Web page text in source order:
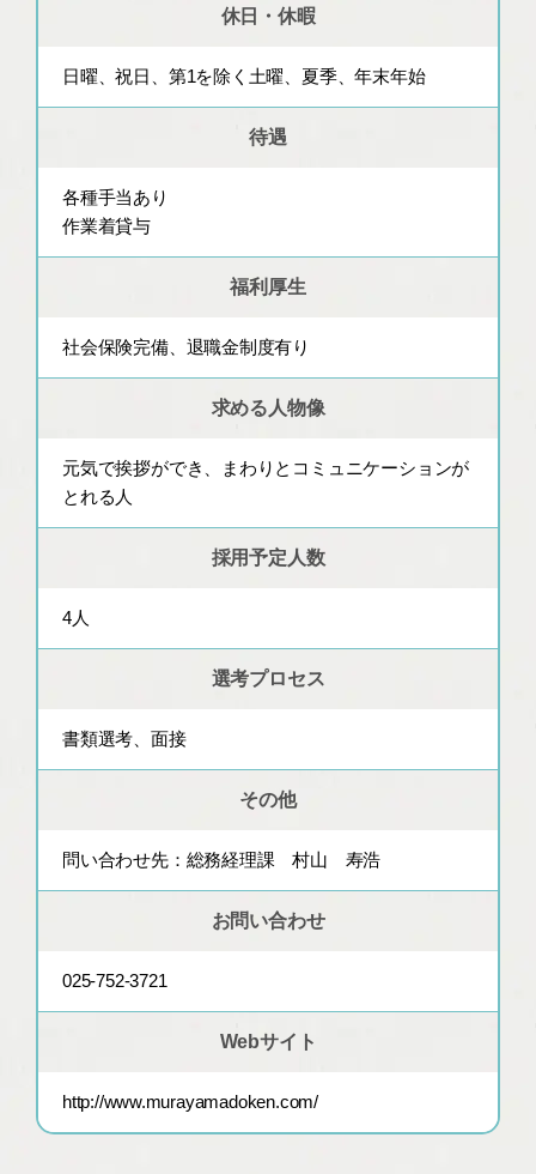
休日・休暇
日曜、祝日、第1を除く土曜、夏季、年末年始
待遇
各種手当あり
作業着貸与
福利厚生
社会保険完備、退職金制度有り
求める人物像
元気で挨拶ができ、まわりとコミュニケーションが
とれる人
採用予定人数
4人
選考プロセス
書類選考、面接
その他
問い合わせ先：総務経理課 村山 寿浩
お問い合わせ
025-752-3721
Webサイト
http://www.murayamadoken.com/